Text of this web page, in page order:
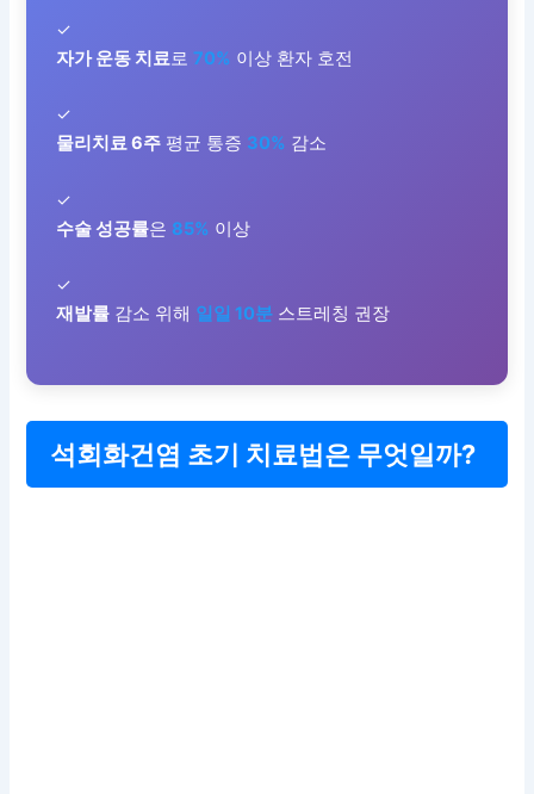
✓
자가 운동 치료로70% 이상 환자 호전
✓
물리치료 6주 평균 통증 30% 감소
✓
수술 성공률은 85% 이상
✓
재발률 감소 위해 일일 10분 스트레칭 권장
석회화건염 초기 치료법은 무엇일까?